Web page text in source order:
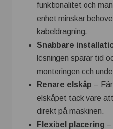
funktionalitet och
enhet minskar
kabeldragning.
Snabbare
lösningen sparar tid
monteringen och
Renare elskåp –
elskåpet tack vare
direkt på maskinen.
Flexibel placering –